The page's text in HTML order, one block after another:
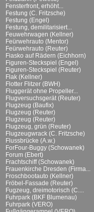
Fensterfront, erhöht...
Festung (C. Fritzsche)
Festung (Engel)
Festung, demilitarisiert...
Feuwehrwagen (Kellner)
Feürwehrauto (Mentor)
Feürwehrauto (Reuter)
Fiasko auf Rädern (Eichhorn)
Figuren-Steckspiel (Engel)
Figuren-Steckspiel (Reuter)
Flak (Kellner)
Flotter Flitzer (BWH)
Fluggerät ohne Propeller...
Flugversuchsgerät (Reuter)
Flugzeug (Baufix)
Flugzeug (Reuter)
Flugzeug (Reuter)
Flugzeug, grün (Reuter)
Flugzeugwrack (C. Fritzsche)
Flussbrücke (A.w.)
ForFour-Buggy (Schowanek)
Forum (Ebert)
Frachtschiff (Schowanek)
Frauenkirche Dresden (Firma...
Froschbootauto (Kellner)
Fröbel-Fassade (Reuter)
Fugzeug, dreimotorisch (C....
Fuhrpark (BKF Blumenau)
Fuhrpark (VERO)